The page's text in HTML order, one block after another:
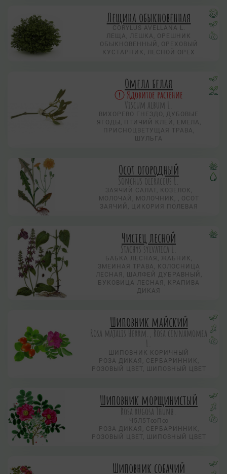
Лещина обыкновенная
CORYLUS AVELLANA L.
ЛЕЩА, ЛЕШКА, ОРЕШНИК
ОБЫКНОВЕННЫЙ, ОРЕХОВЫЙ
КУСТАРНИК, ЛЕСНОЙ ОРЕХ
Омела белая
Ядовитое растение
Viscum album L.
ВИХОРЕВО ГНЕЗДО, ДУБОВЫЕ
ЯГОДЫ, ПТИЧИЙ КЛЕЙ, ЕМЕЛА,
ПРИСНОЦВЕТУЩАЯ ТРАВА,
ШУЛЬГА
Осот огородный
Sonchus oleraceus L.
ЗАЯЧИЙ САЛАТ, КОЗЕЛОК,
МОЛОЧАЙ, МОЛОЧНИК, , ОСОТ
ЗАЯЧИЙ, ЦИКОРИЯ ПОЛЕВАЯ
Чистец лесной
Stachys sylvatica L.
БАБКА ЛЕСНАЯ, ЖАБНИК,
ЗМЕИНАЯ ТРАВА, КОЛОСНИЦА
ЛЕСНАЯ, ШАЛФЕЙ ДУБРАВНЫЙ,
БУКОВИЦА ЛЕСНАЯ, КРАПИВА
ДИКАЯ
Шиповник майский
Rosa majalis Herrm., Rosa cinnamomea
L.
ШИПОВНИК КОРИЧНЫЙ
РОЗА ДИКАЯ, СЕРБАРИННИК,
РОЗОВЫЙ ЦВЕТ, ШИПОВНЫЙ ЦВЕТ
Шиповник морщинистый
Rosa rugosa Thunb.
Ч5Л5Т∞П∞
РОЗА ДИКАЯ, СЕРБАРИННИК,
РОЗОВЫЙ ЦВЕТ, ШИПОВНЫЙ ЦВЕТ
Шиповник собачий